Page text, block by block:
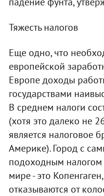
Тяжесть налогов
Еще одно, что
европейской
Европе доходы
государствами
В среднем налоги
(хотя это далеко не
является налоговое
Америке). Город с
подоходным налогом
мире - это
отказываются от